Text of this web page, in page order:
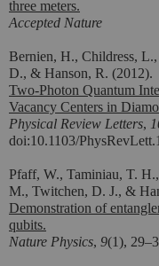
three meters.
Accepted Nature
Bernien, H., Childress,
D., & Hanson, R. (2012).
Two-Photon Quantum
Vacancy Centers in
Physical Review Letters,
doi:10.1103/
Pfaff, W., Taminiau, T.
M., Twitchen, D. J., &
Demonstration of
qubits.
Nature Physics, 9(1),